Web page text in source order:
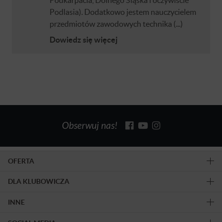
Podlasia). Dodatkowo jestem nauczycielem
przedmiotów zawodowych technika (...)
Dowiedz się więcej
Obserwuj nas!
OFERTA
DLA KLUBOWICZA
INNE